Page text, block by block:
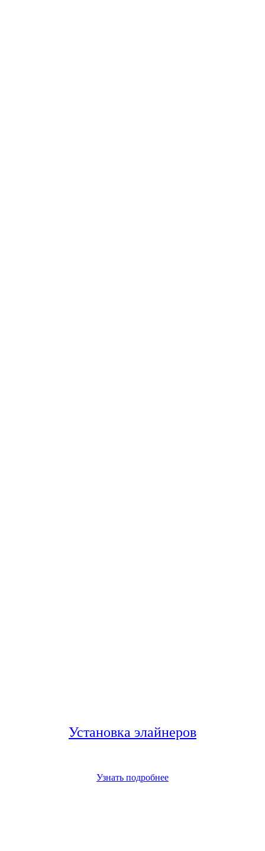
Установка элайнеров
Узнать подробнее